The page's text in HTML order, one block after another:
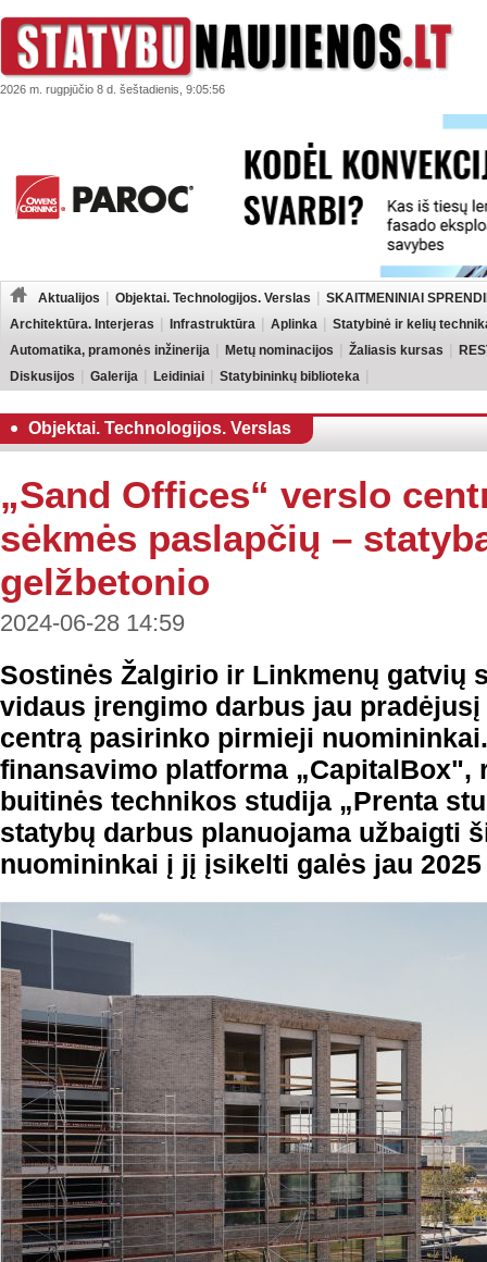
2026 m. rugpjūčio 8 d. šeštadienis, 9:05:56
Aktualijos Objektai. Technologijos. Verslas
SKAITMENINIAI
Architektūra. Interjeras
Infrastruktūra Aplinka
Statybinė ir kelių
Automatika, pramonės inžinerija
Metų nominacijos Žaliasis kursas
Diskusijos
Galerija Leidiniai Statybininkų biblioteka
Objektai. Technologijos. Verslas
„Sand Offices“ verslo
sėkmės paslapčių –
gelžbetonio
2024-06-28 14:59
Sostinės Žalgirio ir Linkmenų gatvių
vidaus įrengimo darbus jau
centrą pasirinko pirmieji
finansavimo platforma „CapitalBox",
buitinės technikos studija „Prenta
statybų darbus planuojama užbaigti
nuomininkai į jį įsikelti galės jau